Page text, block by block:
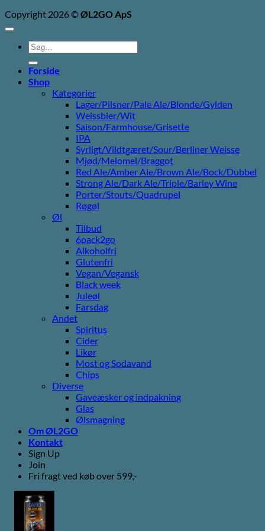
Copyright 2026 ©ØL2GO ApS
Søg
efter:
Forside
Shop
Kategorier
Lager/Pilsner/Pale Ale/Blonde/Gylden
Weissbier/Wit
Saison/Farmhouse/Grisette
IPA
Syrligt/Vildtgæret/Sour/Berliner Weisse
Mjød/Melomel/Braggot
Red Ale/Amber Ale/Brown Ale/Bock/Dubbel
Strong Ale/Dark Ale/Triple/Barley Wine
Porter/Stouts/Quadrupel
Røgøl
Øl
Tilbud
6pack2go
Alkoholfri
Glutenfri
Vegan/Vegansk
Black week
Juleøl
Farsdag
Andet
Spiritus
Cider
Likør
Most og Sodavand
Chips
Diverse
Gaveæsker og indpakning
Glas
Ølsmagning
Om ØL2GO
Kontakt
Sign Up
Join
Fri fragt ved køb over 599,-